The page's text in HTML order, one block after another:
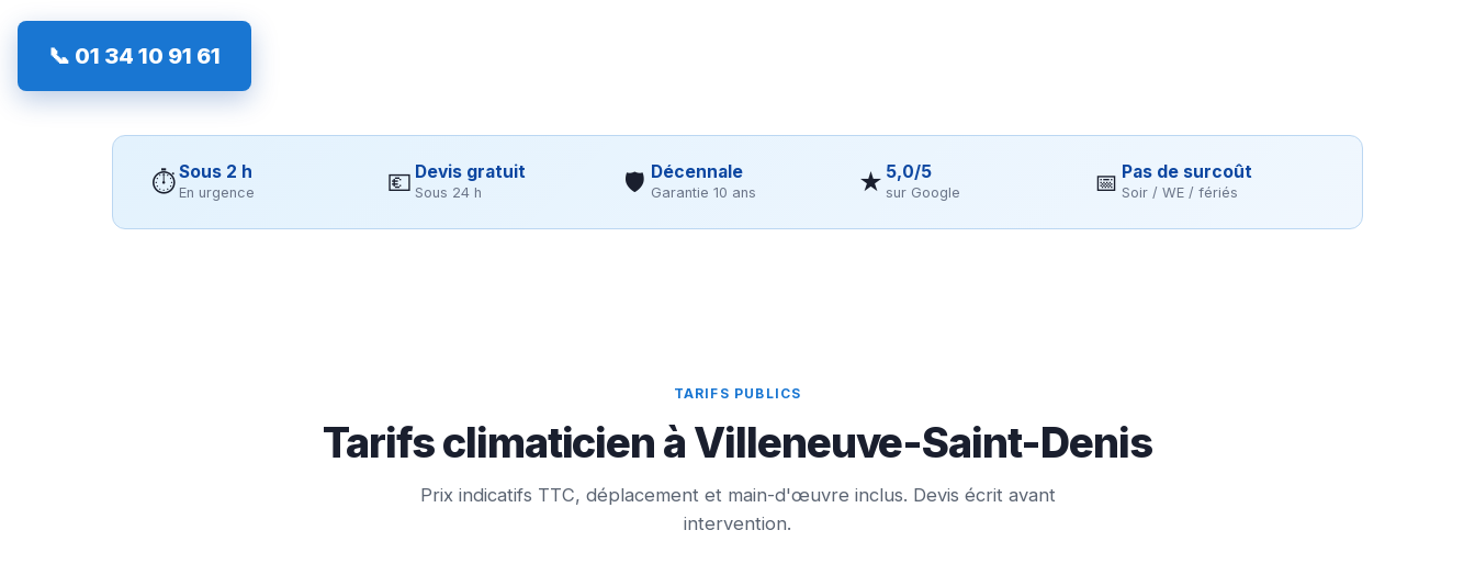
📞 01 34 10 91 61
⏱Sous 2 h
En urgence 💶 Devis gratuit
Sous 24 h 🛡 Décennale
Garantie 10 ans ★ 5,0/5
sur Google 📅 Pas de surcoût
Soir / WE / fériés
TARIFS PUBLICS
Tarifs climaticien à Villeneuve-Saint-Denis
Prix indicatifs TTC, déplacement et main-d'œuvre inclus. Devis écrit avant
intervention.